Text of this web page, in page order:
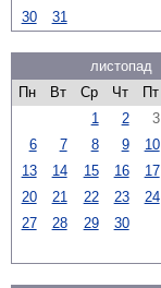
30
31
листопад
Пн
Вт Ср Чт Пт
1
2 3
6
7 8 9 10
13
14 15 16 17
20
21 22 23 24
27
28 29 30